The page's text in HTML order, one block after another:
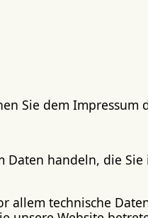
Sie dem Impressum
Daten handeln, die
allem technische